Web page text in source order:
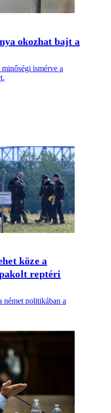
okozhat bajt a
ismérve a
köze a
reptéri
német politikában a